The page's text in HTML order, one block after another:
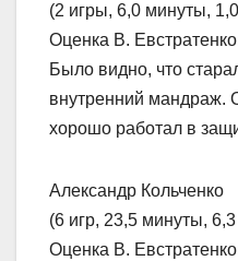
(2 игры, 6,0 минуты,
Оценка В.
Было видно, что
внутренний мандраж.
хорошо работал в
Александр Кольченко
(6 игр, 23,5 минуты,
Оценка В.